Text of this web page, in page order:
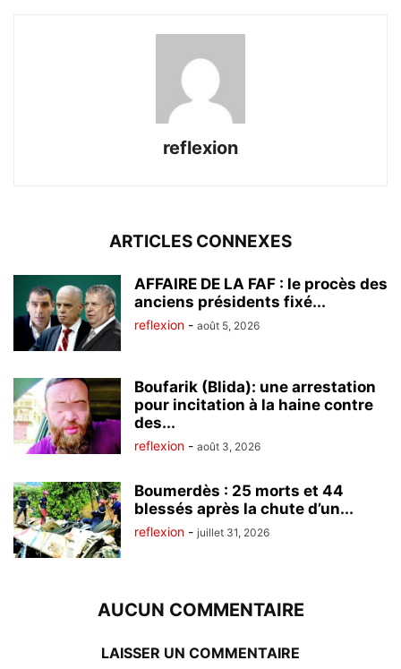
reflexion
ARTICLES CONNEXES
AFFAIRE DE LA FAF : le procès des
anciens présidents fixé...
reflexion - août 5, 2026
Boufarik (Blida): une arrestation
pour incitation à la haine contre
des...
reflexion - août 3, 2026
Boumerdès : 25 morts et 44
blessés après la chute d’un...
reflexion - juillet 31, 2026
AUCUN COMMENTAIRE
LAISSER UN COMMENTAIRE